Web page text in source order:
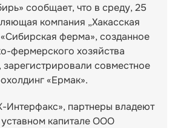
сообщает, что в среду, 25
компания „Хакасская
ферма», созданное
фермерского хозяйства
совместное
«Ермак».
партнеры владеют
капитале ООО